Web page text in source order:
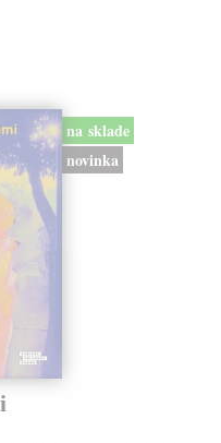
na sklade
novinka